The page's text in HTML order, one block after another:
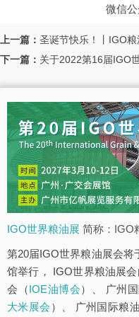
微信
上一篇： 圣诞节快乐！丨IGO粮
下一篇： 关于2022第16届IGO
IGO世界粮油展 简称：IGO
第20届IGO世界粮油展会将
馆举行， IGO世界粮油展
会（IOE油博会）、 广州
大米展会 ）、 广州国际粮